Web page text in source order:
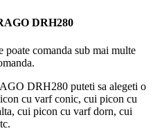
DRH280
comanda sub mai multe
DRH280 puteti sa alegeti o
cu varf conic, cui picon cu
cui picon cu varf dorn, cui